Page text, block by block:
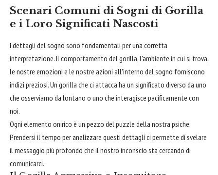
Scenari Comuni di Sogni di Gorilla
e i Loro Significati Nascosti
I dettagli del sogno sono fondamentali per una corretta
interpretazione. Il comportamento del gorilla, l'ambiente in cui si trova,
le nostre emozioni e le nostre azioni all'interno del sogno forniscono
indizi preziosi. Un gorilla che ci attacca ha un significato diverso da uno
che osserviamo da lontano o uno che interagisce pacificamente con
noi.
Ogni elemento onirico è un pezzo del puzzle della nostra psiche.
Prendersi il tempo per analizzare questi dettagli ci permette di svelare
il messaggio più profondo che il nostro inconscio sta cercando di
comunicarci.